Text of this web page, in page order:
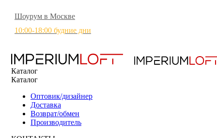
Шоурум в Москве
10:00-18:00 будние дни
Каталог
Каталог
Оптовик/дизайнер
Доставка
Возврат/обмен
Производитель